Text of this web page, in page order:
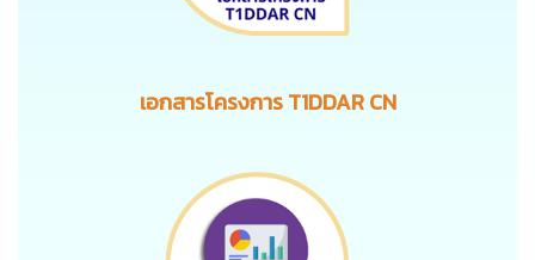
เอกสารโครงการ T1DDAR CN